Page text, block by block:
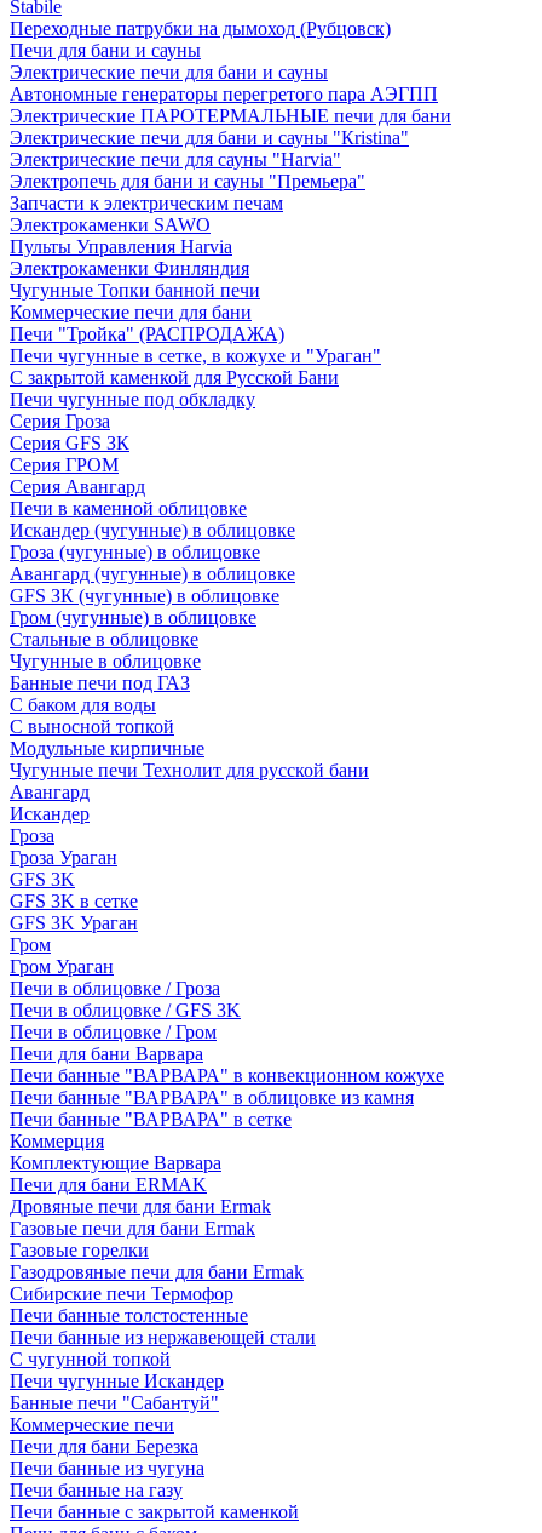
Stabile
Переходные патрубки на дымоход (Рубцовск)
Печи для бани и сауны
Электрические печи для бани и сауны
Автономные генераторы перегретого пара АЭГПП
Электрические ПАРОТЕРМАЛЬНЫЕ печи для бани
Электрические печи для бани и сауны "Кristina"
Электрические печи для сауны "Harvia"
Электропечь для бани и сауны "Премьера"
Запчасти к электрическим печам
Электрокаменки SAWO
Пульты Управления Harvia
Электрокаменки Финляндия
Чугунные Топки банной печи
Коммерческие печи для бани
Печи "Тройка" (РАСПРОДАЖА)
Печи чугунные в сетке, в кожухе и "Ураган"
С закрытой каменкой для Русской Бани
Печи чугунные под обкладку
Серия Гроза
Серия GFS ЗК
Серия ГРОМ
Серия Авангард
Печи в каменной облицовке
Искандер (чугунные) в облицовке
Гроза (чугунные) в облицовке
Авангард (чугунные) в облицовке
GFS ЗК (чугунные) в облицовке
Гром (чугунные) в облицовке
Стальные в облицовке
Чугунные в облицовке
Банные печи под ГАЗ
С баком для воды
С выносной топкой
Модульные кирпичные
Чугунные печи Технолит для русской бани
Авангард
Искандер
Гроза
Гроза Ураган
GFS 3K
GFS 3K в сетке
GFS 3K Ураган
Гром
Гром Ураган
Печи в облицовке / Гроза
Печи в облицовке / GFS 3K
Печи в облицовке / Гром
Печи для бани Варвара
Печи банные "ВАРВАРА" в конвекционном кожухе
Печи банные "ВАРВАРА" в облицовке из камня
Печи банные "ВАРВАРА" в сетке
Коммерция
Комплектующие Варвара
Печи для бани ERMAK
Дровяные печи для бани Ermak
Газовые печи для бани Ermak
Газовые горелки
Газодровяные печи для бани Ermak
Сибирские печи Термофор
Печи банные толстостенные
Печи банные из нержавеющей стали
С чугунной топкой
Печи чугунные Искандер
Банные печи "Сабантуй"
Коммерческие печи
Печи для бани Березка
Печи банные из чугуна
Печи банные на газу
Печи банные с закрытой каменкой